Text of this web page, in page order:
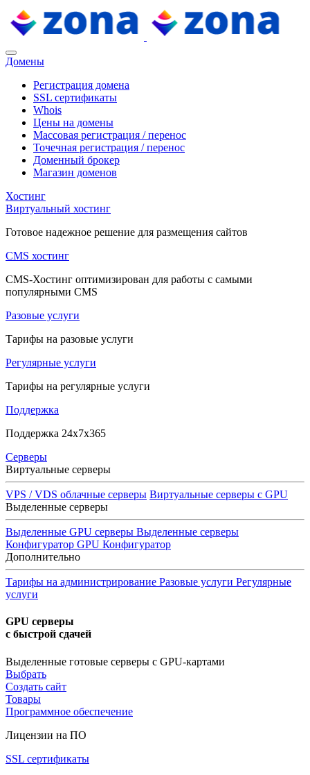
Домены
Регистрация домена
SSL сертификаты
Whois
Цены на домены
Массовая регистрация / перенос
Точечная регистрация / перенос
Доменный брокер
Магазин доменов
Хостинг
Виртуальный хостинг
Готовое надежное решение для размещения сайтов
CMS хостинг
CMS-Хостинг оптимизирован для работы с самыми
популярными CMS
Разовые услуги
Тарифы на разовые услуги
Регулярные услуги
Тарифы на регулярные услуги
Поддержка
Поддержка 24x7x365
Серверы
Виртуальные серверы
VPS / VDS облачные серверы Виртуальные серверы с GPU
Выделенные серверы
Выделенные GPU серверы Выделенные серверы
Конфигуратор GPU Конфигуратор
Дополнительно
Тарифы на администрирование Разовые услуги Регулярные
услуги
GPU серверы
с быстрой сдачей
Выделенные готовые серверы с GPU-картами
Выбрать
Создать сайт
Товары
Программное обеспечение
Лицензии на ПО
SSL сертификаты